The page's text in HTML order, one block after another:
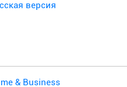
версия
& Business